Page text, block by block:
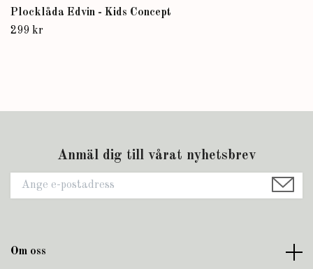
Plocklåda Edvin - Kids Concept
299 kr
Anmäl dig till vårat nyhetsbrev
Om oss